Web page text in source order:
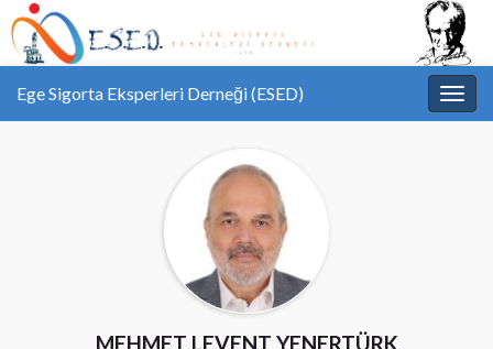
Ege Sigorta Eksperleri Derneği (ESED)
MEHMET LEVENT YENERTÜRK